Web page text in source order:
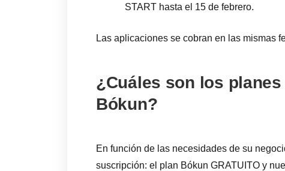
START hasta el 15 de febrero.
Las aplicaciones se cobran en las mismas
¿Cuáles son los
Bókun?
En función de las necesidades de su
suscripción: el plan Bókun GRATUITO y